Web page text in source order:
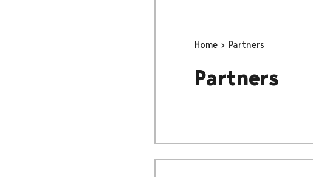
Home Partners
Partners